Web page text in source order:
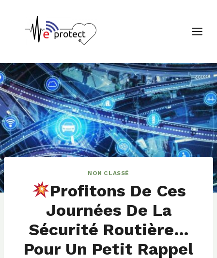
contenu
NON CLASSÉ
Profitons De Ces
Journées De La
Sécurité Routière…
Pour Un Petit Rappel